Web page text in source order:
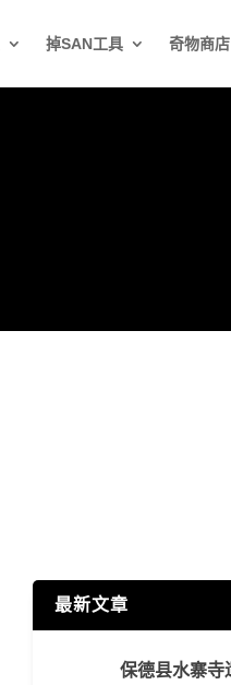
掉SAN工具 奇物商店
最新文章